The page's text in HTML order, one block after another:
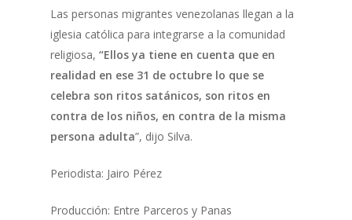
Las personas migrantes venezolanas llegan a la
iglesia católica para integrarse a la comunidad
religiosa, “Ellos ya tiene en cuenta que en
realidad en ese 31 de octubre lo que se
celebra son ritos satánicos, son ritos en
contra de los niños, en contra de la misma
persona adulta”, dijo Silva.
Periodista: Jairo Pérez
Producción: Entre Parceros y Panas